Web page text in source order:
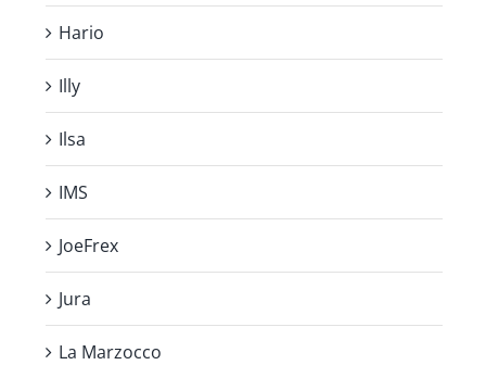
Hario
Illy
Ilsa
IMS
JoeFrex
Jura
La Marzocco